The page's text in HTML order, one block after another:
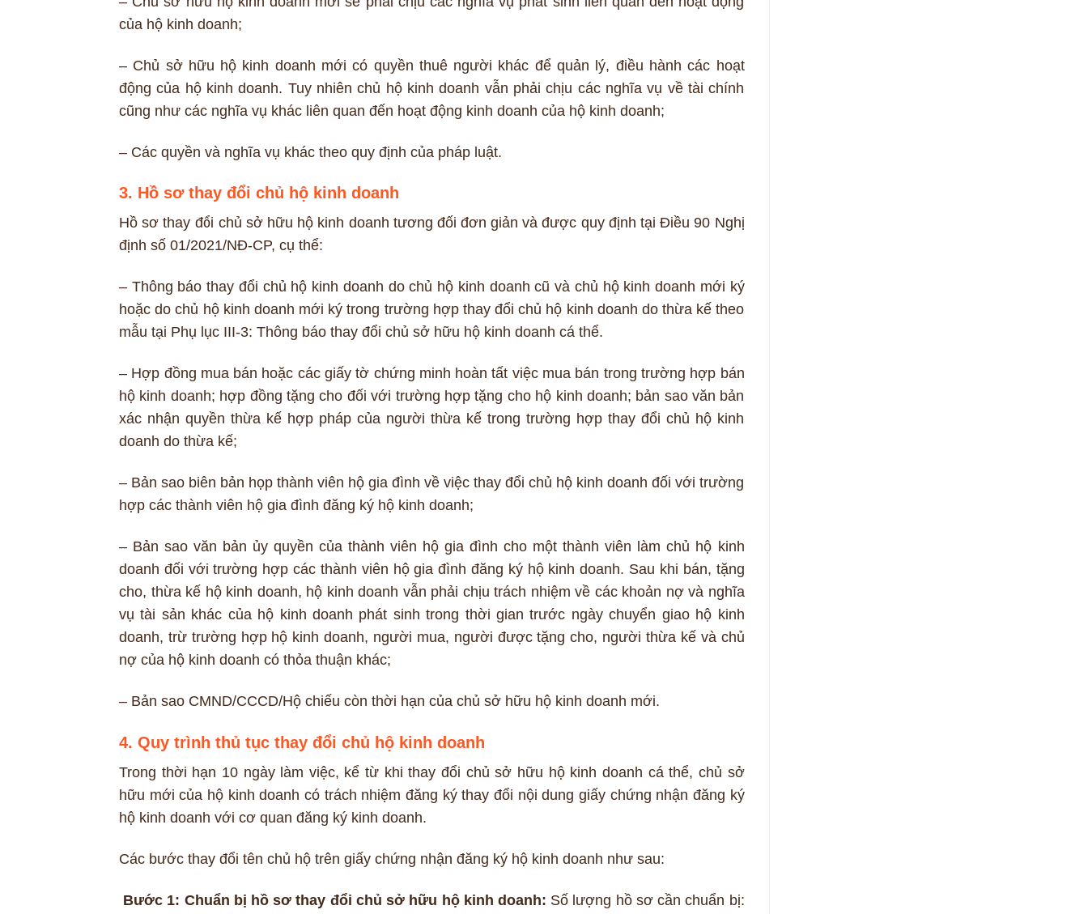
của hộ kinh doanh;
– Chủ sở hữu hộ kinh doanh mới có quyền thuê người khác để quản lý, điều hành các hoạt
động của hộ kinh doanh. Tuy nhiên chủ hộ kinh doanh vẫn phải chịu các nghĩa vụ về tài chính
cũng như các nghĩa vụ khác liên quan đến hoạt động kinh doanh của hộ kinh doanh;
– Các quyền và nghĩa vụ khác theo quy định của pháp luật.
3. Hồ sơ thay đổi chủ hộ kinh doanh
Hồ sơ thay đổi chủ sở hữu hộ kinh doanh tương đối đơn giản và được quy định tại Điều 90 Nghị
định số 01/2021/NĐ-CP, cụ thể:
– Thông báo thay đổi chủ hộ kinh doanh do chủ hộ kinh doanh cũ và chủ hộ kinh doanh mới ký
hoặc do chủ hộ kinh doanh mới ký trong trường hợp thay đổi chủ hộ kinh doanh do thừa kế theo
mẫu tại Phụ lục III-3: Thông báo thay đổi chủ sở hữu hộ kinh doanh cá thể.
– Hợp đồng mua bán hoặc các giấy tờ chứng minh hoàn tất việc mua bán trong trường hợp bán
hộ kinh doanh; hợp đồng tặng cho đối với trường hợp tặng cho hộ kinh doanh; bản sao văn bản
xác nhận quyền thừa kế hợp pháp của người thừa kế trong trường hợp thay đổi chủ hộ kinh
doanh do thừa kế;
– Bản sao biên bản họp thành viên hộ gia đình về việc thay đổi chủ hộ kinh doanh đối với trường
hợp các thành viên hộ gia đình đăng ký hộ kinh doanh;
– Bản sao văn bản ủy quyền của thành viên hộ gia đình cho một thành viên làm chủ hộ kinh
doanh đối với trường hợp các thành viên hộ gia đình đăng ký hộ kinh doanh. Sau khi bán, tặng
cho, thừa kế hộ kinh doanh, hộ kinh doanh vẫn phải chịu trách nhiệm về các khoản nợ và nghĩa
vụ tài sản khác của hộ kinh doanh phát sinh trong thời gian trước ngày chuyển giao hộ kinh
doanh, trừ trường hợp hộ kinh doanh, người mua, người được tặng cho, người thừa kế và chủ
nợ của hộ kinh doanh có thỏa thuận khác;
– Bản sao CMND/CCCD/Hộ chiếu còn thời hạn của chủ sở hữu hộ kinh doanh mới.
4. Quy trình thủ tục thay đổi chủ hộ kinh doanh
Trong thời hạn 10 ngày làm việc, kể từ khi thay đổi chủ sở hữu hộ kinh doanh cá thể, chủ sở
hữu mới của hộ kinh doanh có trách nhiệm đăng ký thay đổi nội dung giấy chứng nhận đăng ký
hộ kinh doanh với cơ quan đăng ký kinh doanh.
Các bước thay đổi tên chủ hộ trên giấy chứng nhận đăng ký hộ kinh doanh như sau:
Bước 1: Chuẩn bị hồ sơ thay đổi chủ sở hữu hộ kinh doanh: Số lượng hồ sơ cần chuẩn bị: